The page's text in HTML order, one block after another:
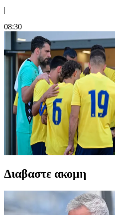
|
08:30
Διαβαστε ακομη